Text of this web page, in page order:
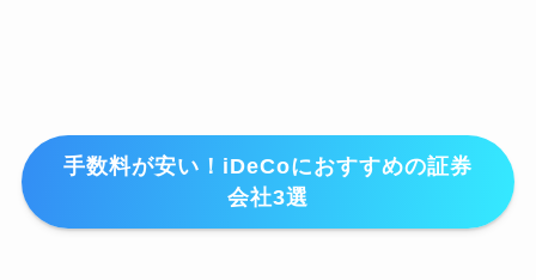
手数料が安い！iDeCoにおすすめの証券
会社3選